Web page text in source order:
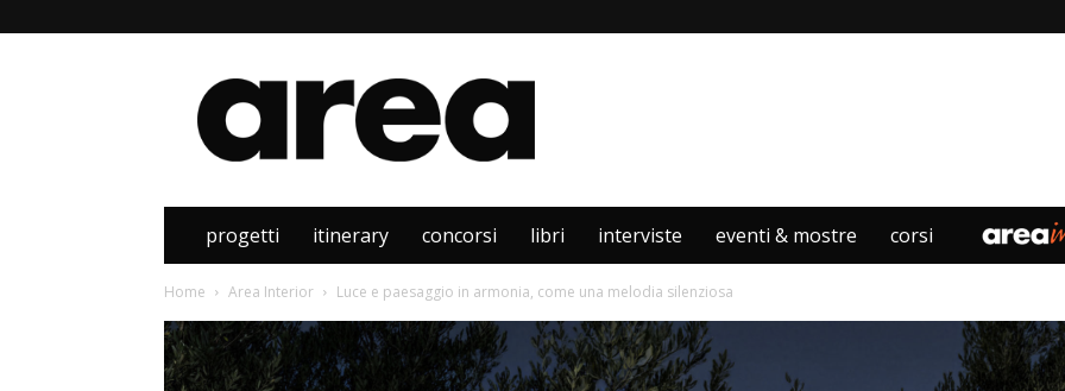
Area
progetti itinerary concorsi libri interviste eventi & mostre corsi
Home Area Interior Luce e paesaggio in armonia, come una melodia silenziosa